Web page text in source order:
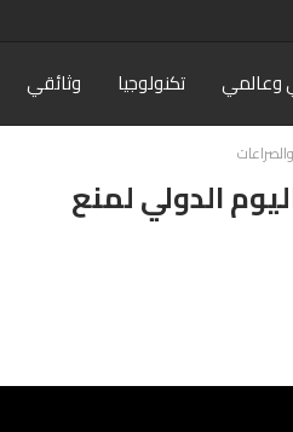
وعالمي تكنولوجيا وثائقي
الدولي لمنع